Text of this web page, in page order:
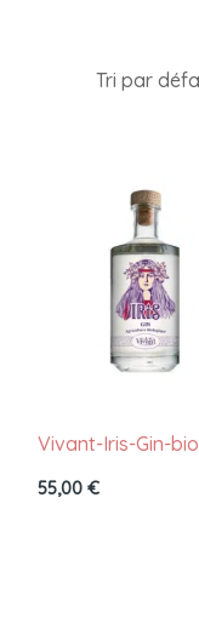
Vivant-Iris-Gin-bio
55,00 €